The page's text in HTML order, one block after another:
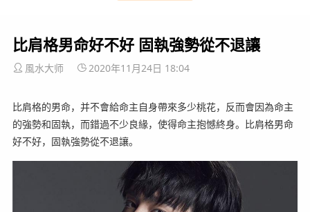
比肩格男命好不好 固執強勢從不退讓
風水大师 2020年11月24日 18:04
比肩格的男命，并不會給命主自身帶來多少桃花，反而會因為命主
的強勢和固執，而錯過不少良緣，使得命主抱憾終身。比肩格男命
好不好，固執強勢從不退讓。